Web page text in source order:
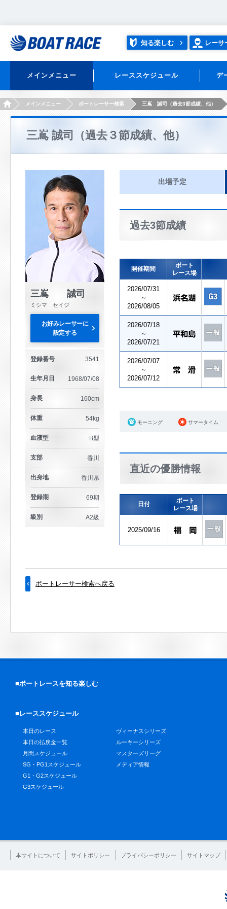
知る楽しむ レーサ
メインメニュー レーススケジュール デ
HOMEメインメニュー ボートレーサー検索 三嶌 誠司（過去3節成績、他）
三嶌 誠司（過去３節成績、他）
三嶌 誠司
ミシマ セイジ
お好みレーサーに
設定する
登録番号 3541
生年月日 1968/07/08
身長 160cm
体重 54kg
血液型 B型
支部 香川
出身地 香川県
登録期 69期
級別 A2級
出場予定
過去3節成績
開催期間
ボート
レース場
2026/07/31
～
2026/08/05
2026/07/18
～
2026/07/21
2026/07/07
～
2026/07/12
モーニング サマータイム
直近の優勝情報
日付
ボート
レース場
2025/09/16
ボートレーサー検索へ戻る
■ボートレースを知る楽しむ
■レーススケジュール
本日のレース
本日の払戻金一覧
月間スケジュール
SG・PG1スケジュール
G1・G2スケジュール
G3スケジュール
ヴィーナスシリーズ
ルーキーシリーズ
マスターズリーグ
メディア情報
本サイトについて サイトポリシー プライバシーポリシー サイトマップ